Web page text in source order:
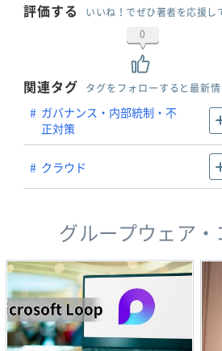
評価する
いいね！でぜひ著者を応援し
0
関連タグ タグをフォローすると最新
ガバナンス・内部統制・不
正対策
クラウド
グループウェア